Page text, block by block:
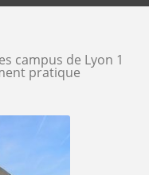
campus de Lyon 1
pratique